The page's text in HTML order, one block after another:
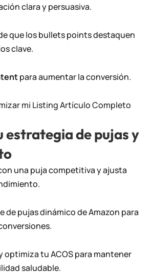
clara y persuasiva.
que los bullets points destaquen
clave.
para aumentar la conversión.
mi Listing Artículo Completo
estrategia de pujas y
una puja competitiva y ajusta
de pujas dinámico de Amazon para
optimiza tu ACOS para mantener
saludable.